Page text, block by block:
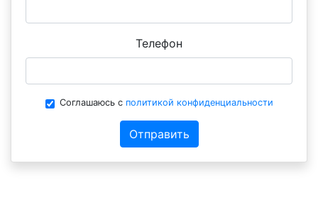
Телефон
Соглашаюсь с политикой конфиденциальности
Отправить